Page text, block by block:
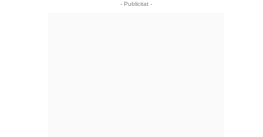
- Publicitat -